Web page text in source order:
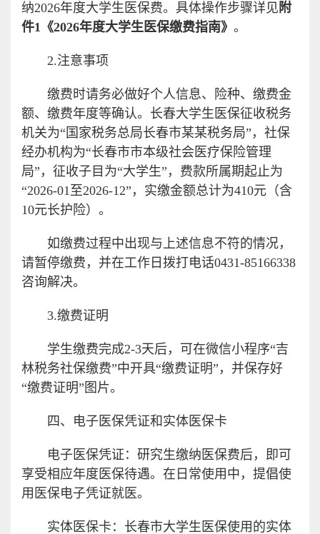
纳2026年度大学生医保费。具体操作步骤详见 附
件1《2026年度大学生医保缴费指南》 。
2.注意事项
缴费时请务必做好个人信息、险种、缴费金
额、缴费年度等确认。长春大学生医保征收税务
机关为“国家税务总局长春市某某税务局”，社保
经办机构为“长春市市本级社会医疗保险管理
局”，征收子目为“大学生”，费款所属期起止为
“2026-01至2026-12”，实缴金额总计为410元（含
10元长护险）。
如缴费过程中出现与上述信息不符的情况，
请暂停缴费，并在工作日拨打电话0431-85166338
咨询解决。
3.缴费证明
学生缴费完成2-3天后，可在微信小程序“吉
林税务社保缴费”中开具“缴费证明”，并保存好
“缴费证明”图片。
四、电子医保凭证和实体医保卡
电子医保凭证：研究生缴纳医保费后，即可
享受相应年度医保待遇。在日常使用中，提倡使
用医保电子凭证就医。
实体医保卡：长春市大学生医保使用的实体